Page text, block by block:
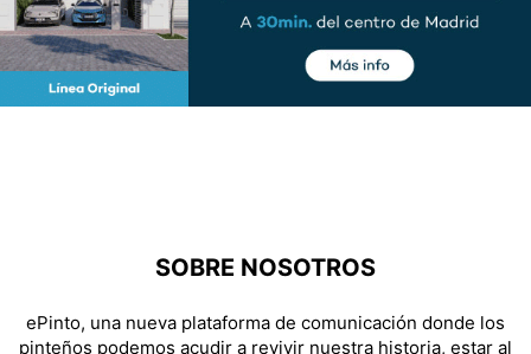
SOBRE NOSOTROS
ePinto, una nueva plataforma de comunicación donde los
pinteños podemos acudir a revivir nuestra historia, estar al